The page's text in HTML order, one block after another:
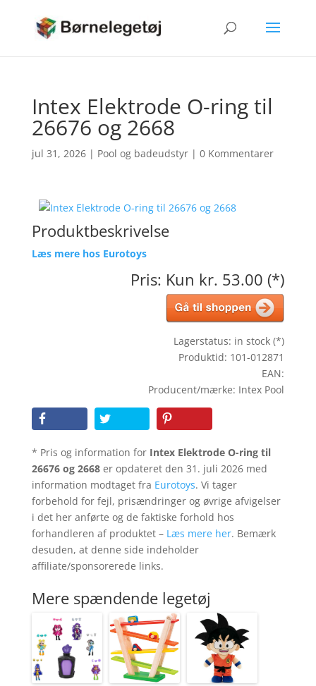
Intex Elektrode O-ring til
26676 og 2668
jul 31, 2026| Pool og badeudstyr| 0 Kommentarer
Produktbeskrivelse
Læs mere hos Eurotoys
Pris: Kun kr. 53.00 (*)
Lagerstatus: in stock (*)
Produktid: 101-012871
EAN:
Producent/mærke: Intex Pool
* Pris og information for Intex Elektrode O-ring til
26676 og 2668er opdateret den 31. juli 2026 med
information modtaget fra Eurotoys. Vi tager
forbehold for fejl, prisændringer og øvrige afvigelser
i det her anførte og de faktiske forhold hos
forhandleren af produktet – Læs mere her. Bemærk
desuden, at denne side indeholder
affiliate/sponsorerede links.
Mere spændende legetøj